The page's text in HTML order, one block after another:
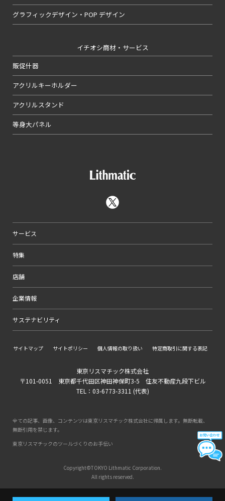
グラフィックデザイン・POP デザイン
イチオシ商材・サービス
販促什器
アクリルキーホルダー
アクリルスタンド
等身大パネル
サービス
特集
店舗
企業情報
サステナビリティ
サイトマップ サイトポリシー 個人情報の取り扱い 特定商取引に関する表記
東京リスマチック株式会社
〒101-0051 東京都千代田区神田神保町3-5 住友不動産九段下ビル
TEL：03-6773-3311 (代表)
全ての記事、画像、コンテンツは東京リスマチック株式会社に帰属します。無断転載、
無断引用を禁じます。
東京リスマチックのツールづくりのお手伝い
Copyright©TOKYO Lithmatic Corporation.
All rights reserved.